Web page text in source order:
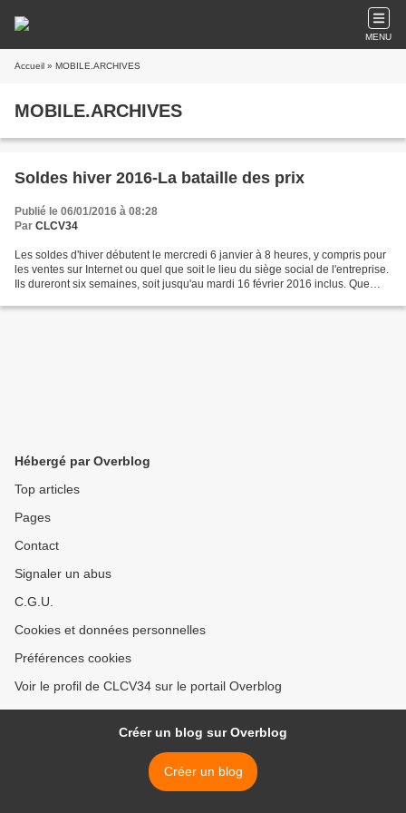
MENU
Accueil » MOBILE.ARCHIVES
MOBILE.ARCHIVES
Soldes hiver 2016-La bataille des prix
Publié le 06/01/2016 à 08:28
Par CLCV34
Les soldes d'hiver débutent le mercredi 6 janvier à 8 heures, y compris pour
les ventes sur Internet ou quel que soit le lieu du siège social de l'entreprise.
Ils dureront six semaines, soit jusqu'au mardi 16 février 2016 inclus. Que
Hébergé par Overblog
Top articles
Pages
Contact
Signaler un abus
C.G.U.
Cookies et données personnelles
Préférences cookies
Voir le profil de CLCV34 sur le portail Overblog
Créer un blog sur Overblog
Créer un blog